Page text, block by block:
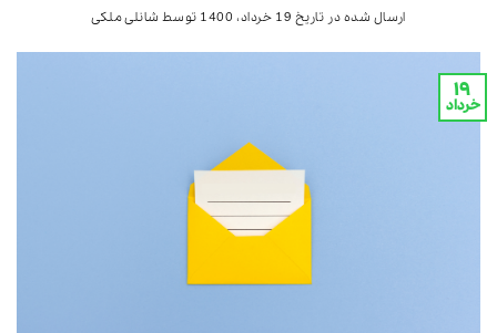
ارسال شده در تاریخ 19 خرداد، 1400 توسط شانلی ملکی
۱۹
خرداد